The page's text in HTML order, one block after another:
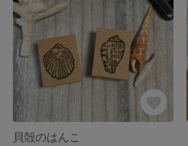
貝殻のはんこ